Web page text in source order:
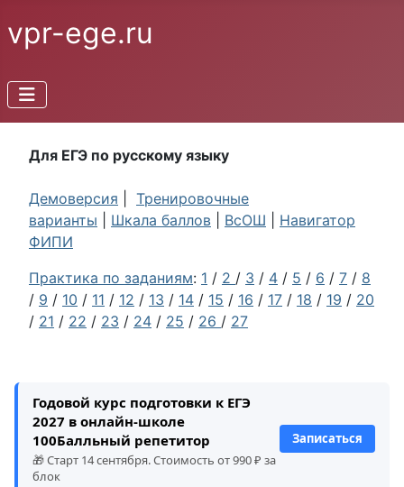
vpr-ege.ru
Для ЕГЭ по русскому языку
Демоверсия
Тренировочные
варианты
Шкала баллов ВсОШ
Навигатор
ФИПИ
Практика по заданиям: 1 / 2 / 3 / 4 / 5 / 6 / 7 / 8
/ 9 / 10 / 11 / 12 / 13 / 14 / 15 / 16 / 17 / 18 / 19 / 20
/ 21 / 22 / 23 / 24 / 25 / 26 / 27
Годовой курс подготовки к ЕГЭ
2027 в онлайн-школе
100Балльный репетитор
🎁 Старт 14 сентября. Стоимость от 990 ₽ за
блок
Записаться